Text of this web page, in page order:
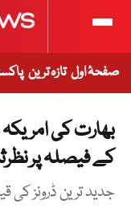
صفحۂ اول تازہ ترین
کے فیصلہ پر
جدید ترین ڈرونز